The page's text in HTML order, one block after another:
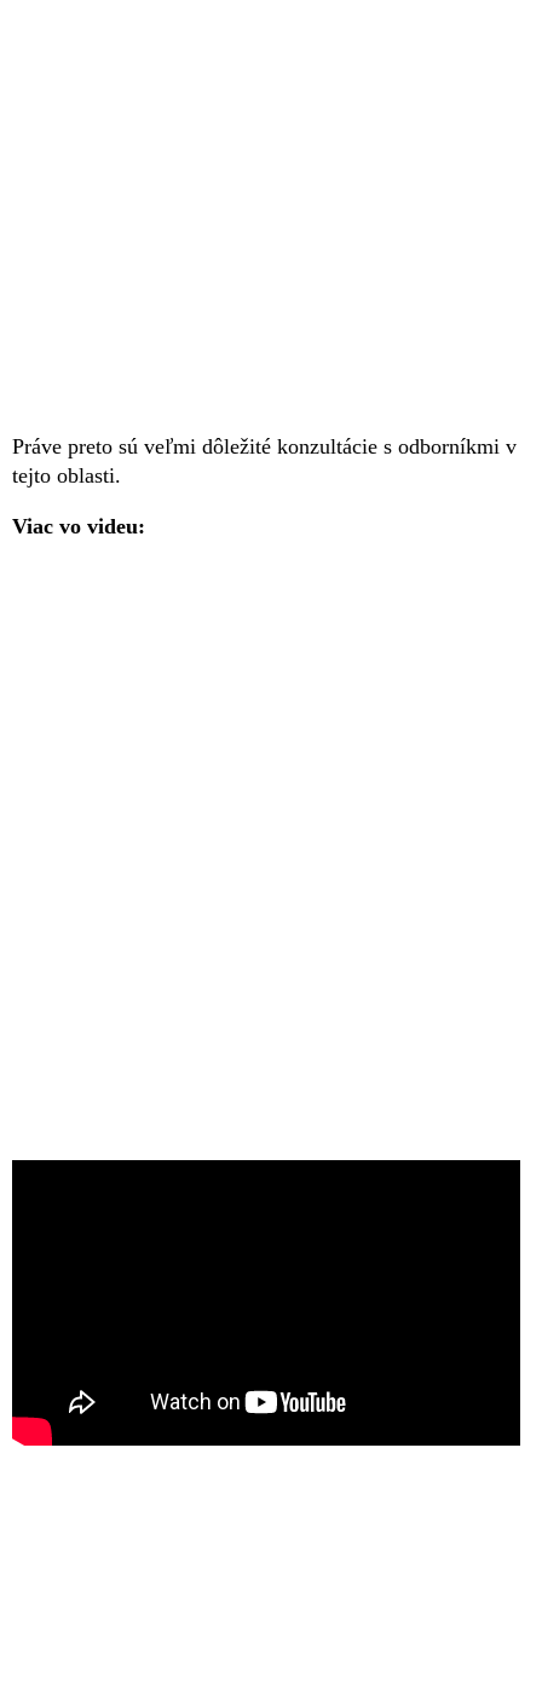
Práve preto sú veľmi dôležité konzultácie s odborníkmi v
tejto oblasti.
Viac vo videu: